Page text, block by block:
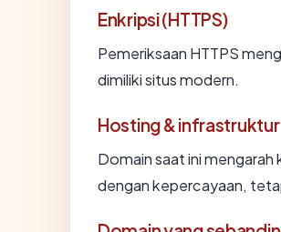
Enkripsi (HTTPS)
Pemeriksaan HTTPS
dimiliki situs modern.
Hosting & infrastruktur
Domain saat ini mengarah
dengan kepercayaan,